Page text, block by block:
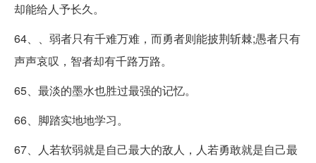
却能给人予长久。
64、、弱者只有千难万难，而勇者则能披荆斩棘;愚者只有
声声哀叹，智者却有千路万路。
65、最淡的墨水也胜过最强的记忆。
66、脚踏实地地学习。
67、人若软弱就是自己最大的敌人，人若勇敢就是自己最